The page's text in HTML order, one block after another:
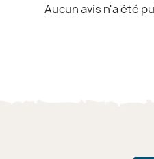
Aucun avis n'a été